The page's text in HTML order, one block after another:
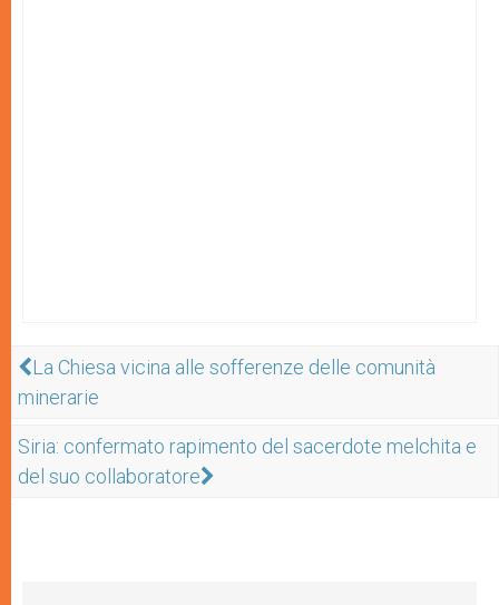
La Chiesa vicina alle sofferenze delle comunità
minerarie
Siria: confermato rapimento del sacerdote melchita e
del suo collaboratore